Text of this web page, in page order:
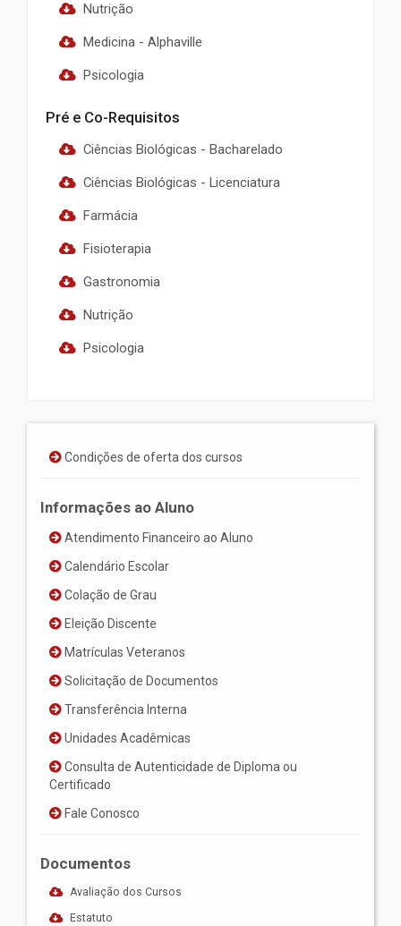
Nutrição
Medicina - Alphaville
Psicologia
Pré e Co-Requisitos
Ciências Biológicas - Bacharelado
Ciências Biológicas - Licenciatura
Farmácia
Fisioterapia
Gastronomia
Nutrição
Psicologia
Condições de oferta dos cursos
Informações ao Aluno
Atendimento Financeiro ao Aluno
Calendário Escolar
Colação de Grau
Eleição Discente
Matrículas Veteranos
Solicitação de Documentos
Transferência Interna
Unidades Acadêmicas
Consulta de Autenticidade de Diploma ou
Certificado
Fale Conosco
Documentos
Avaliação dos Cursos
Estatuto